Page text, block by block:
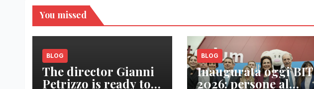
You missed
BLOG
The director Gianni
Petrizzo is ready to
BLOG
Inaugurata oggi BIT
2026: persone al